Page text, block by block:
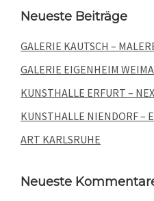
Neueste Beiträge
GALERIE KAUTSCH –
GALERIE EIGENHEIM
KUNSTHALLE ERFURT –
KUNSTHALLE NIENDORF –
ART KARLSRUHE
Neueste